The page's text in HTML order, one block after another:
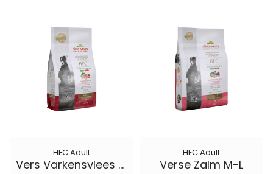
HFC Adult
Vers Varkensvlees M-L
HFC Adult
Verse Zalm M-L